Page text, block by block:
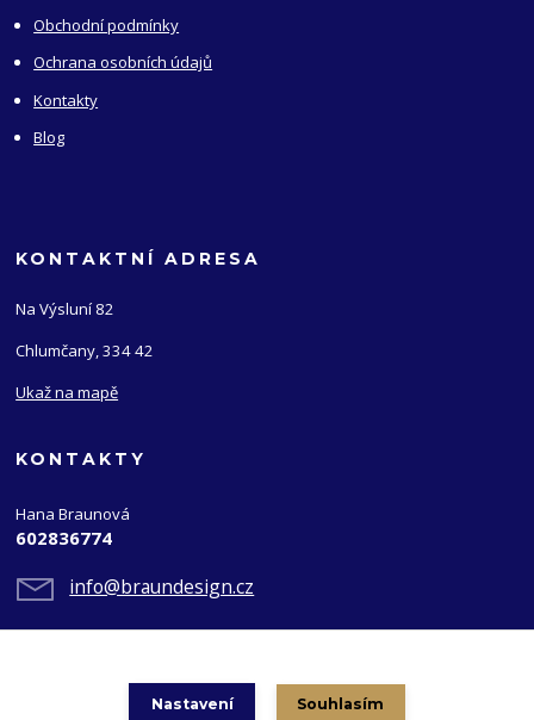
Obchodní podmínky
Ochrana osobních údajů
Kontakty
Blog
KONTAKTNÍ ADRESA
Na Výsluní 82
Chlumčany, 334 42
Ukaž na mapě
KONTAKTY
Hana Braunová
602836774
info@braundesign.cz
Nastavení Souhlasím